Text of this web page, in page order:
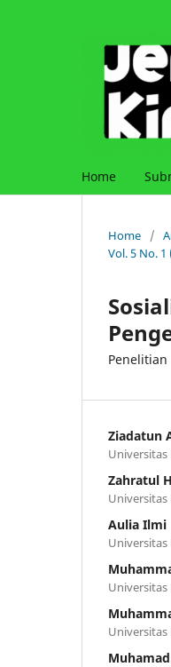
Home
Home /
Vol. 5 No.
Penelitian
Ziadatun
Zahratul
Aulia Ilmi